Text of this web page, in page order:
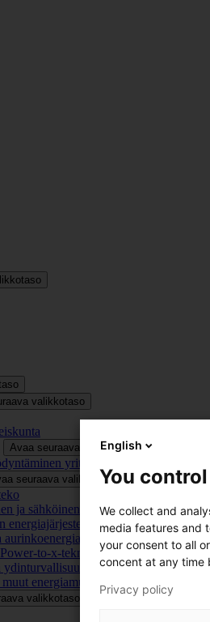
valikkotaso
Avaa seuraava valikkotaso
yrityksissä
seuraava valikkotaso
ja sähköinen liikenne
energiajärjestelmä
to-x-teknologia
energiamuodot
valikkotaso
English
You
We collect and
media features and
your consent to all
concent at any time
Privacy policy